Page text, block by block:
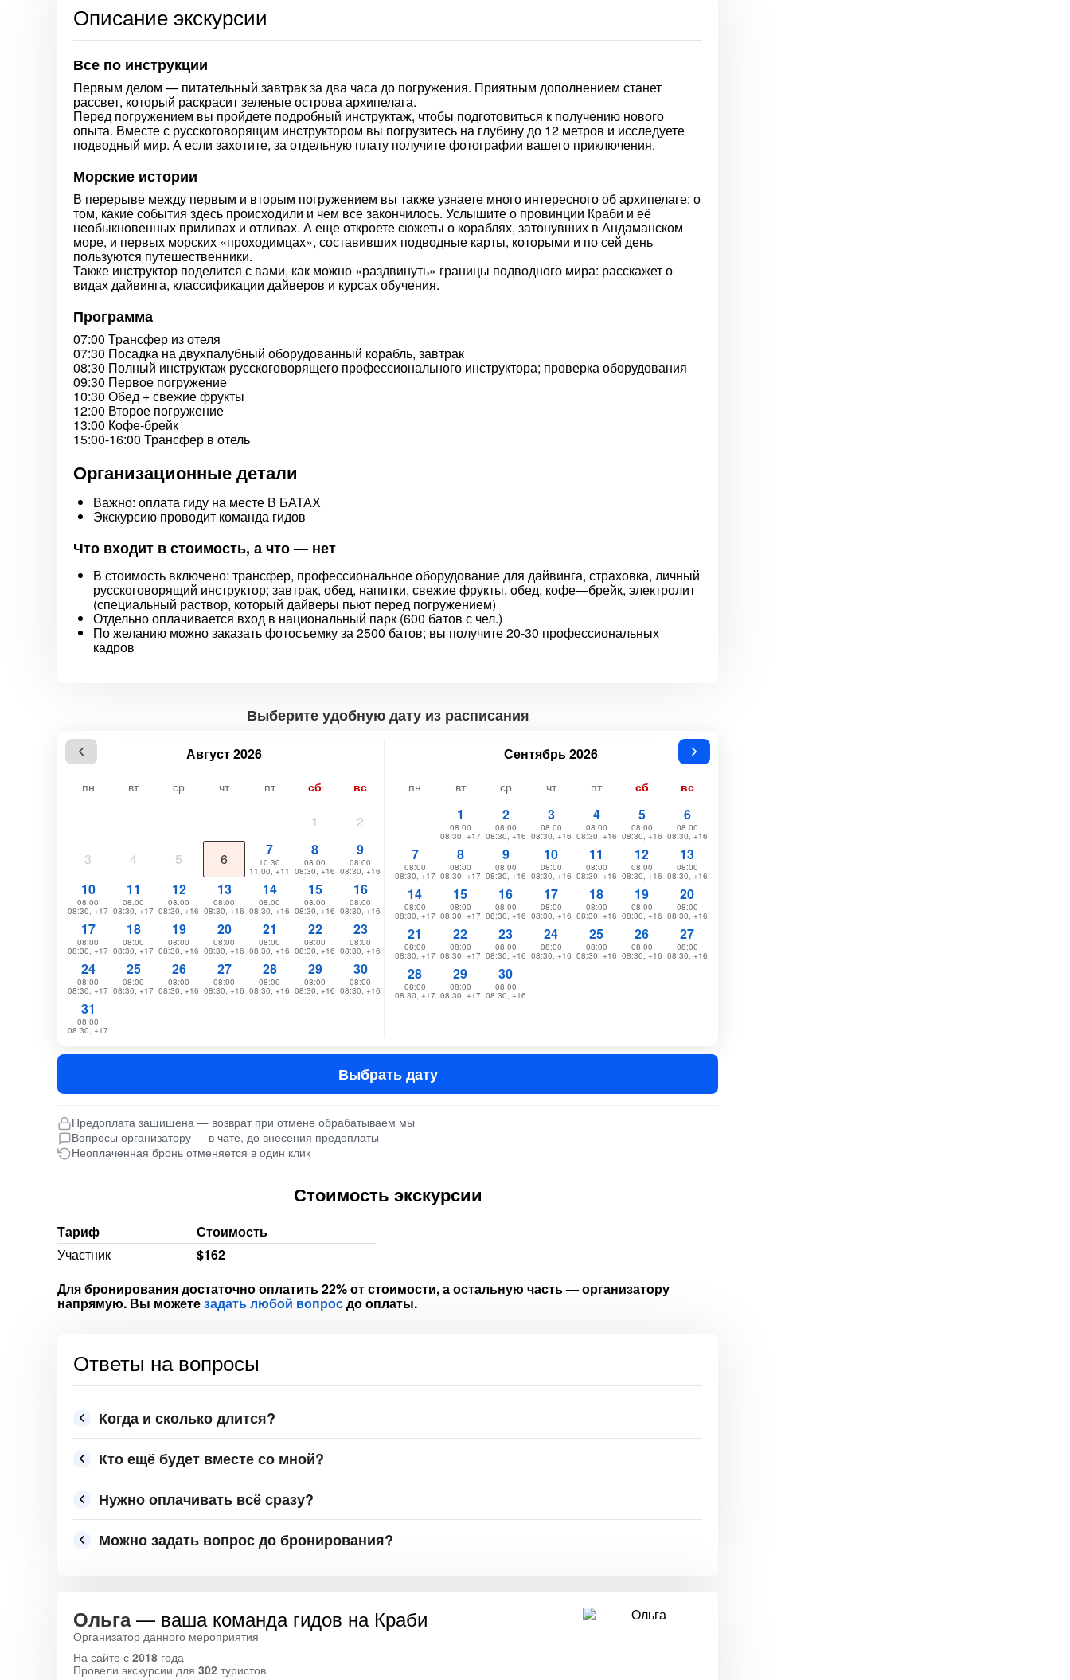
Описание экскурсии
Все по инструкции
Первым делом — питательный завтрак за два часа до погружения. Приятным дополнением станет
рассвет, который раскрасит зеленые острова архипелага.
Перед погружением вы пройдете подробный инструктаж, чтобы подготовиться к получению нового
опыта. Вместе с русскоговорящим инструктором вы погрузитесь на глубину до 12 метров и исследуете
подводный мир. А если захотите, за отдельную плату получите фотографии вашего приключения.
Морские истории
В перерыве между первым и вторым погружением вы также узнаете много интересного об архипелаге: о
том, какие события здесь происходили и чем все закончилось. Услышите о провинции Краби и её
необыкновенных приливах и отливах. А еще откроете сюжеты о кораблях, затонувших в Андаманском
море, и первых морских «проходимцах», составивших подводные карты, которыми и по сей день
пользуются путешественники.
Также инструктор поделится с вами, как можно «раздвинуть» границы подводного мира: расскажет о
видах дайвинга, классификации дайверов и курсах обучения.
Программа
07:00 Трансфер из отеля
07:30 Посадка на двухпалубный оборудованный корабль, завтрак
08:30 Полный инструктаж русскоговорящего профессионального инструктора; проверка оборудования
09:30 Первое погружение
10:30 Обед + свежие фрукты
12:00 Второе погружение
13:00 Кофе-брейк
15:00-16:00 Трансфер в отель
Организационные детали
Важно: оплата гиду на месте В БАТАХ
Экскурсию проводит команда гидов
Что входит в стоимость, а что — нет
В стоимость включено: трансфер, профессиональное оборудование для дайвинга, страховка, личный
русскоговорящий инструктор; завтрак, обед, напитки, свежие фрукты, обед, кофе—брейк, электролит
(специальный раствор, который дайверы пьют перед погружением)
Отдельно оплачивается вход в национальный парк (600 батов с чел.)
По желанию можно заказать фотосъемку за 2500 батов; вы получите 20-30 профессиональных
кадров
Выберите удобную дату из расписания
Август 2026
пн вт ср чт пт сб вс
1 2
3 4 5 6
7
10:30
11:00, +11
8
08:00
08:30, +16
9
08:00
08:30, +16
10
08:00
08:30, +17
11
08:00
08:30, +17
12
08:00
08:30, +16
13
08:00
08:30, +16
14
08:00
08:30, +16
15
08:00
08:30, +16
16
08:00
08:30, +16
17
08:00
08:30, +17
18
08:00
08:30, +17
19
08:00
08:30, +16
20
08:00
08:30, +16
21
08:00
08:30, +16
22
08:00
08:30, +16
23
08:00
08:30, +16
24
08:00
08:30, +17
25
08:00
08:30, +17
26
08:00
08:30, +16
27
08:00
08:30, +16
28
08:00
08:30, +16
29
08:00
08:30, +16
30
08:00
08:30, +16
31
08:00
08:30, +17
Сентябрь 2026
пн вт ср чт пт сб вс
1
08:00
08:30, +17
2
08:00
08:30, +16
3
08:00
08:30, +16
4
08:00
08:30, +16
5
08:00
08:30, +16
6
08:00
08:30, +16
7
08:00
08:30, +17
8
08:00
08:30, +17
9
08:00
08:30, +16
10
08:00
08:30, +16
11
08:00
08:30, +16
12
08:00
08:30, +16
13
08:00
08:30, +16
14
08:00
08:30, +17
15
08:00
08:30, +17
16
08:00
08:30, +16
17
08:00
08:30, +16
18
08:00
08:30, +16
19
08:00
08:30, +16
20
08:00
08:30, +16
21
08:00
08:30, +17
22
08:00
08:30, +17
23
08:00
08:30, +16
24
08:00
08:30, +16
25
08:00
08:30, +16
26
08:00
08:30, +16
27
08:00
08:30, +16
28
08:00
08:30, +17
29
08:00
08:30, +17
30
08:00
08:30, +16
Выбрать дату
Предоплата защищена — возврат при отмене обрабатываем мы
Вопросы организатору — в чате, до внесения предоплаты
Неоплаченная бронь отменяется в один клик
Стоимость экскурсии
Тариф
Стоимость
Участник
$162
Для бронирования достаточно оплатить 22% от стоимости, а остальную часть — организатору
напрямую. Вы можетезадать любой вопросдо оплаты.
Ответы на вопросы
Когда и сколько длится?
Кто ещё будет вместе со мной?
Нужно оплачивать всё сразу?
Можно задать вопрос до бронирования?
Ольга— ваша команда гидов на Краби
Организатор данного мероприятия
На сайте с 2018 года
Провели экскурсии для 302 туристов